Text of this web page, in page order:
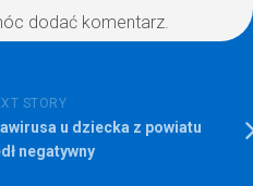
dodać komentarz.
STORY
u dziecka z powiatu
negatywny